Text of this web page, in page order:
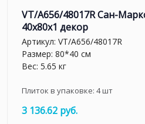
VT/A656/48017R Сан-
40x80x1 декор
Артикул: VT/A656/48017R
Размер: 80*40 см
Вес: 5.65 кг
Плиток в упаковке: 4шт
3 136.62 руб.